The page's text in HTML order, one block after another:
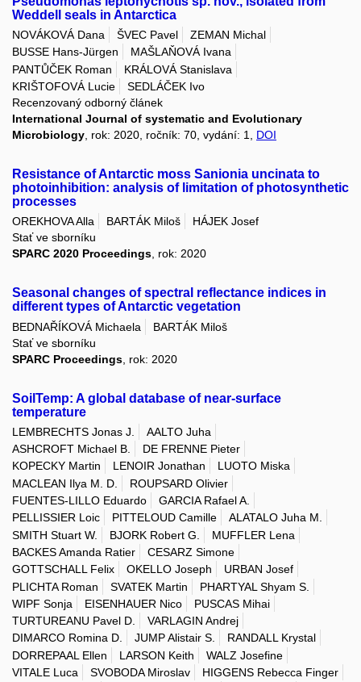
Weddell seals in Antarctica
NOVÁKOVÁ Dana ŠVEC Pavel
ZEMAN Michal
BUSSE Hans-Jürgen
MAŠLAŇOVÁ Ivana
PANTŮČEK Roman
KRÁLOVÁ Stanislava
KRIŠTOFOVÁ Lucie
SEDLÁČEK Ivo
Recenzovaný odborný článek
International Journal of systematic and Evolutionary
Microbiology , rok: 2020, ročník: 70, vydání: 1, DOI
Resistance of Antarctic moss Sanionia uncinata to
photoinhibition: analysis of limitation of photosynthetic
processes
OREKHOVA Alla BARTÁK Miloš
HÁJEK Josef
Stať ve sborníku
SPARC 2020 Proceedings, rok: 2020
Seasonal changes of spectral reflectance indices in
different types of Antarctic vegetation
BEDNAŘÍKOVÁ Michaela
BARTÁK Miloš
Stať ve sborníku
SPARC Proceedings , rok: 2020
SoilTemp: A global database of near-surface
temperature
LEMBRECHTS Jonas J.
AALTO Juha
ASHCROFT Michael B.
DE FRENNE Pieter
KOPECKY Martin
LENOIR Jonathan
LUOTO Miska
MACLEAN Ilya M. D.
ROUPSARD Olivier
FUENTES-LILLO Eduardo
GARCIA Rafael A.
PELLISSIER Loic
PITTELOUD Camille
ALATALO Juha M.
SMITH Stuart W.
BJORK Robert G.
MUFFLER Lena
BACKES Amanda Ratier
CESARZ Simone
GOTTSCHALL Felix
OKELLO Joseph
URBAN Josef
PLICHTA Roman
SVATEK Martin
PHARTYAL Shyam S.
WIPF Sonja
EISENHAUER Nico
PUSCAS Mihai
TURTUREANU Pavel D.
VARLAGIN Andrej
DIMARCO Romina D.
JUMP Alistair S.
RANDALL Krystal
DORREPAAL Ellen
LARSON Keith
WALZ Josefine
VITALE Luca
SVOBODA Miroslav
HIGGENS Rebecca Finger